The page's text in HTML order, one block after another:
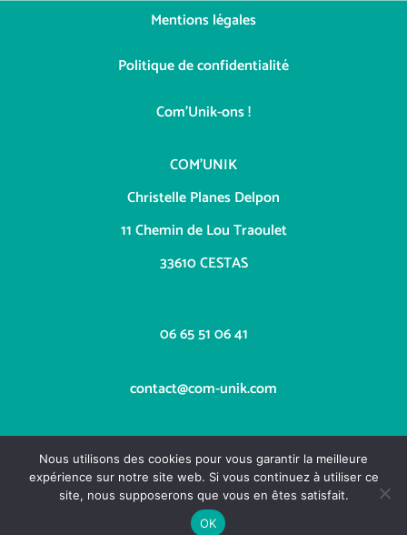
Mentions légales
Politique de confidentialité
Com'Unik-ons !
COM’UNIK
Christelle Planes Delpon
11 Chemin de Lou Traoulet
33610 CESTAS
06 65 51 06 41
contact@com-unik.com
Copyright COM'UNIK
Nous utilisons des cookies pour vous garantir la meilleure
expérience sur notre site web. Si vous continuez à utiliser ce
site, nous supposerons que vous en êtes satisfait.
OK